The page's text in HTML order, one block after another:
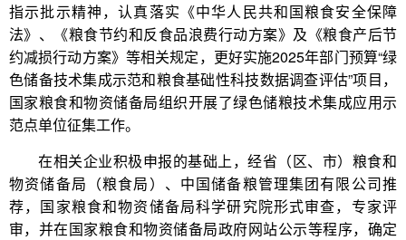
指示批示精神，认真落实《中华人民共和国粮食安全保障
法》、《粮食节约和反食品浪费行动方案》及《粮食产后节
约减损行动方案》等相关规定，更好实施2025年部门预算“绿
色储备技术集成示范和粮食基础性科技数据调查评估”项目，
国家粮食和物资储备局组织开展了绿色储粮技术集成应用示
范点单位征集工作。
在相关企业积极申报的基础上，经省（区、市）粮食和
物资储备局（粮食局）、中国储备粮管理集团有限公司推
荐，国家粮食和物资储备局科学研究院形式审查，专家评
审，并在国家粮食和物资储备局政府网站公示等程序，确定